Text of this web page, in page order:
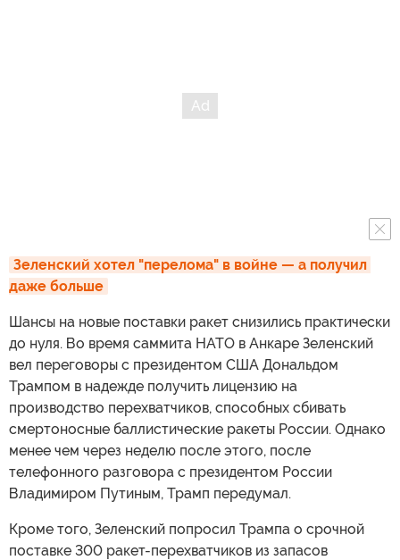
Зеленский хотел "перелома" в войне — а получил
даже больше
Шансы на новые поставки ракет снизились практически
до нуля. Во время саммита НАТО в Анкаре Зеленский
вел переговоры с президентом США Дональдом
Трампом в надежде получить лицензию на
производство перехватчиков, способных сбивать
смертоносные баллистические ракеты России. Однако
менее чем через неделю после этого, после
телефонного разговора с президентом России
Владимиром Путиным, Трамп передумал.
Кроме того, Зеленский попросил Трампа о срочной
поставке 300 ракет-перехватчиков из запасов